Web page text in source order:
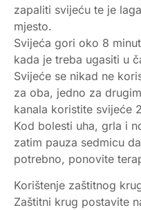
zapaliti svijeću te je
mjesto.
Svijeća gori oko 8
kada je treba ugasiti u
Svijeće se nikad ne
za oba, jedno za
kanala koristite svijeće
Kod bolesti uha, grla i
zatim pauza sedmicu
potrebno, ponovite
Korištenje zaštitnog
Zaštitni krug postavite